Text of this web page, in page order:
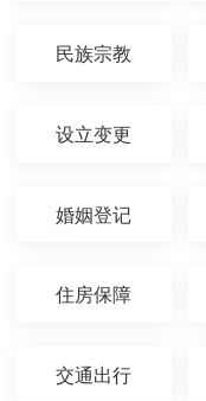
民族宗教
设立变更
婚姻登记
住房保障
交通出行